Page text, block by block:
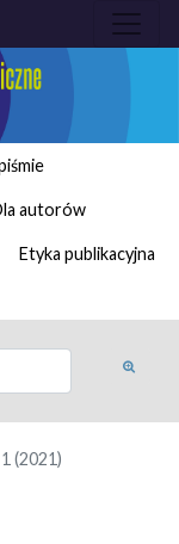
autorów
Etyka publikacyjna
(2021)